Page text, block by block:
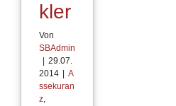
kler
Von
SBAdmin
29.07.
2014
A
ssekuran
z,